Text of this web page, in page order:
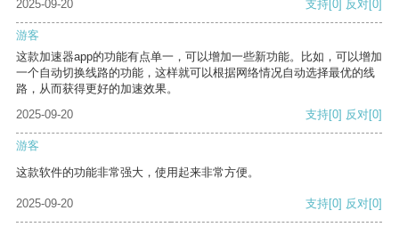
2025-09-20 支持[0] 反对[0]
游客
这款加速器app的功能有点单一，可以增加一些新功能。比如，可以增加
一个自动切换线路的功能，这样就可以根据网络情况自动选择最优的线
路，从而获得更好的加速效果。
2025-09-20
支持[0] 反对[0]
游客
这款软件的功能非常强大，使用起来非常方便。
2025-09-20 支持[0] 反对[0]